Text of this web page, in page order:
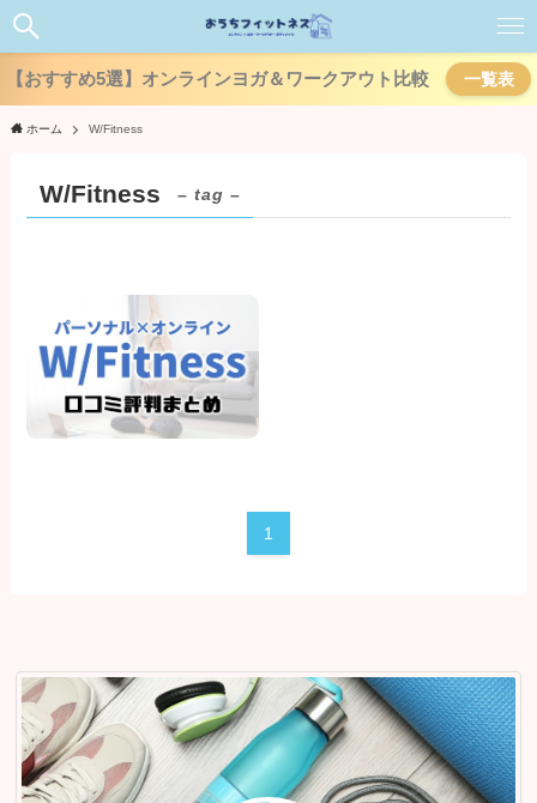
【おすすめ5選】オンラインヨガ＆ワークアウト比較 一覧表
ホーム W/Fitness
W/Fitness – tag –
1